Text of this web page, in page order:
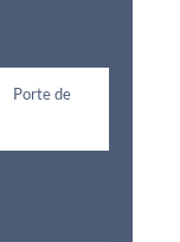
Porte de